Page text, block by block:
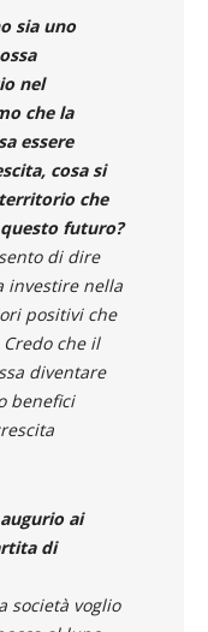
sia uno
nel
che la
essere
cosa si
che
futuro?
di dire
nella
positivi che
che il
diventare
ai
di